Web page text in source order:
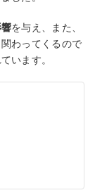
を与え、また、
わってくるので
います。